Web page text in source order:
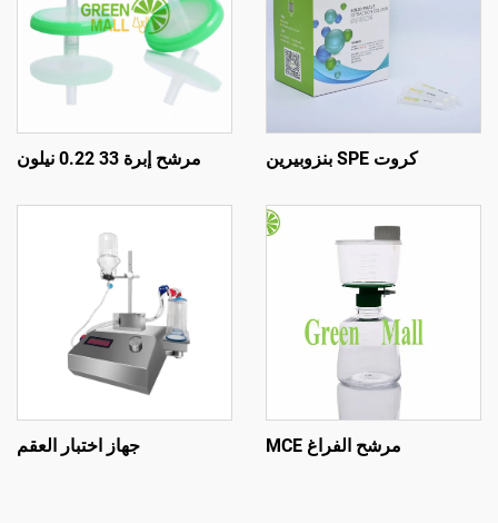
كروت SPE بنزوبيرين مرشح إبرة 33 0.22 نيلون
مرشح الفراغ MCE جهاز اختبار العقم